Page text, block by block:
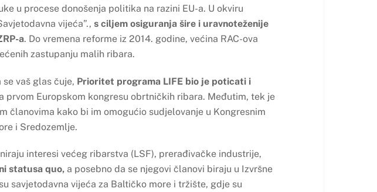
u procese donošenja politika na razini EU-a. U okviru
vijeća”.,s ciljem osiguranja šire i uravnoteženije
a. Do vremena reforme iz 2014. godine, većina RAC-ova
zastupanju malih ribara.
vaš glas čuje, Prioritet programa LIFE bio je poticati i
prvom Europskom kongresu obrtničkih ribara. Međutim, tek je
članovima kako bi im omogućio sudjelovanje u Kongresnim
i Sredozemlje.
interesi većeg ribarstva (LSF), prerađivačke industrije,
statusa quo, a posebno da se njegovi članovi biraju u Izvršne
savjetodavna vijeća za Baltičko more i tržište, gdje su